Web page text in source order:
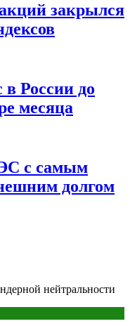
закрылся
России до
месяца
с самым
долгом
нейтральности